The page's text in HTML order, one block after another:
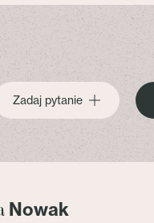
Zadaj pytanie
Nowak